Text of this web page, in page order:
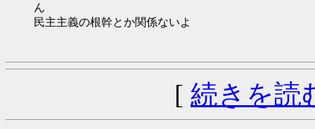
ん
民主主義の根幹とか関係ないよ
[ 続きを読